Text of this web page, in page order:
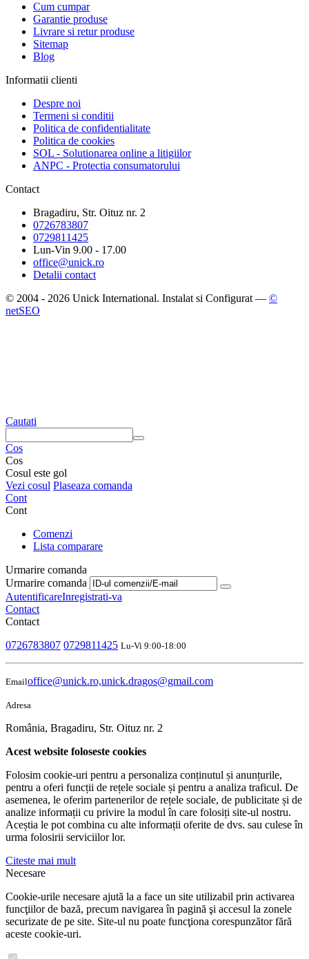
Cum cumpar
Garantie produse
Livrare si retur produse
Sitemap
Blog
Informatii clienti
Despre noi
Termeni si conditii
Politica de confidentialitate
Politica de cookies
SOL - Solutionarea online a litigiilor
ANPC - Protectia consumatorului
Contact
Bragadiru, Str. Oituz nr. 2
0726783807
0729811425
Lun-Vin 9.00 - 17.00
office@unick.ro
Detalii contact
© 2004 - 2026 Unick International. Instalat si Configurat — ©
netSEO
Cautati
Cos
Cos
Cosul este gol
Vezi cosul Plaseaza comanda
Cont
Cont
Comenzi
Lista comparare
Urmarire comanda
Urmarire comanda
AutentificareInregistrati-va
Contact
Contact
0726783807 0729811425 Lu-Vi 9:00-18:00
Emailoffice@unick.ro,unick.dragos@gmail.com
Adresa
România, Bragadiru, Str. Oituz nr. 2
Acest website foloseste cookies
Folosim cookie-uri pentru a personaliza conținutul și anunțurile,
pentru a oferi funcții de rețele sociale și pentru a analiza traficul. De
asemenea, le oferim partenerilor de rețele sociale, de publicitate și de
analize informații cu privire la modul în care folosiți site-ul nostru.
Aceștia le pot combina cu alte informații oferite de dvs. sau culese în
urma folosirii serviciilor lor.
Citeste mai mult
Necesare
Cookie-urile necesare ajută la a face un site utilizabil prin activarea
funcţiilor de bază, precum navigarea în pagină şi accesul la zonele
securizate de pe site. Site-ul nu poate funcţiona corespunzător fără
aceste cookie-uri.